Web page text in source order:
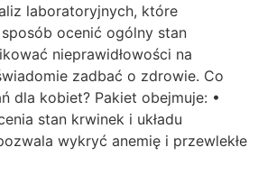
laboratoryjnych, które
ocenić ogólny stan
nieprawidłowości na
zadbać o zdrowie. Co
dla kobiet? Pakiet obejmuje: •
stan krwinek i układu
wykryć anemię i przewlekłe